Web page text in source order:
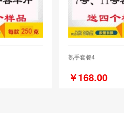
熟手套餐4
￥168.00